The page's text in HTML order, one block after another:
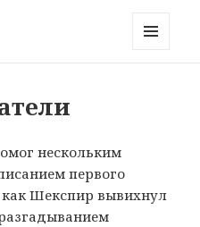
нескольким
первого
как Шекспир вывихнул